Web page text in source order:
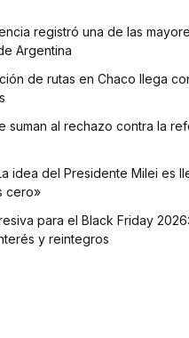
registró una de las
Argentina
de rutas en Chaco llega
suman al rechazo contra la
idea del Presidente Milei es
cero»
para el Black Friday
y reintegros